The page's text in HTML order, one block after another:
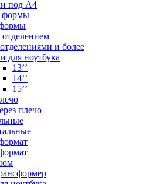
под А4
формы
и более
для ноутбука
13’’
14’’
15’’
плечо